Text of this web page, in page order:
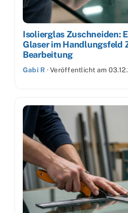
Isolierglas Zuschneiden:
Glaser im Handlungsfeld
Bearbeitung
Gabi R ·Veröffentlicht am